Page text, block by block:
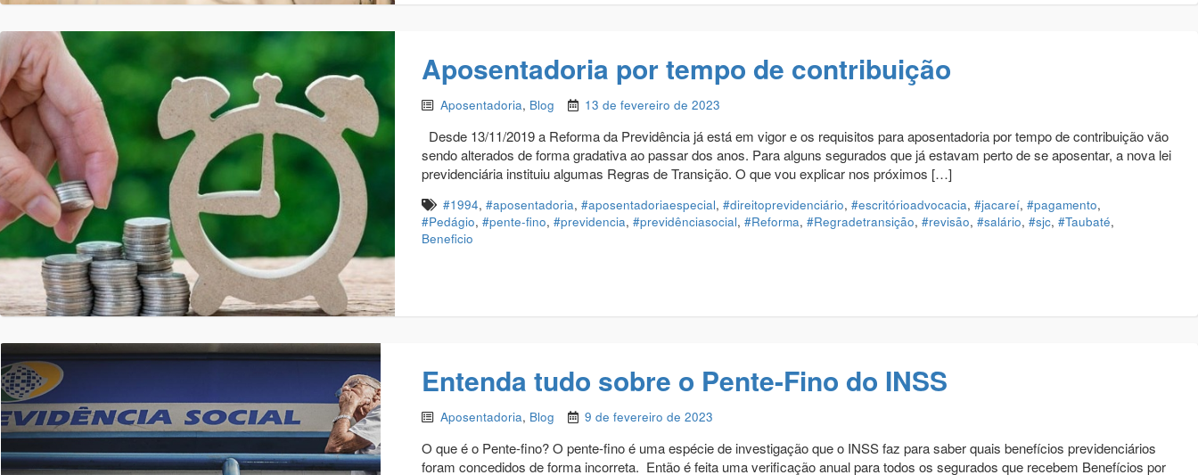
Aposentadoria por tempo de contribuição
Aposentadoria, Blog 13 de fevereiro de 2023
Desde 13/11/2019 a Reforma da Previdência já está em vigor e os requisitos para aposentadoria por tempo de contribuição vão
sendo alterados de forma gradativa ao passar dos anos. Para alguns segurados que já estavam perto de se aposentar, a nova lei
previdenciária instituiu algumas Regras de Transição. O que vou explicar nos próximos […]
#1994, #aposentadoria, #aposentadoriaespecial, #direitoprevidenciário, #escritórioadvocacia, #jacareí, #pagamento,
#Pedágio, #pente-fino, #previdencia, #previdênciasocial, #Reforma, #Regradetransição, #revisão, #salário, #sjc, #Taubaté,
Beneficio
Entenda tudo sobre o Pente-Fino do INSS
Aposentadoria, Blog 9 de fevereiro de 2023
O que é o Pente-fino? O pente-fino é uma espécie de investigação que o INSS faz para saber quais benefícios previdenciários
foram concedidos de forma incorreta. Então é feita uma verificação anual para todos os segurados que recebem Benefícios por